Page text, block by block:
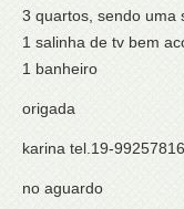
3 quartos, sendo uma
1 salinha de tv bem
1 banheiro
origada
karina tel.19-
no aguardo